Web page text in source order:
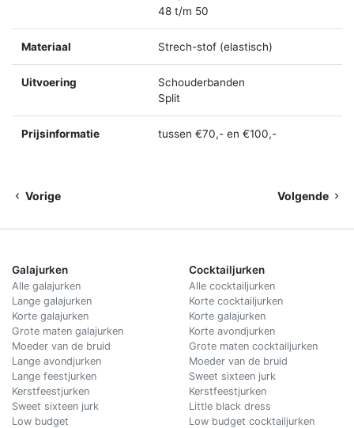
48 t/m 50
Materiaal Strech-stof (elastisch)
Uitvoering
Schouderbanden
Split
Prijsinformatie tussen €70,- en €100,-
Vorige Volgende
Galajurken
Alle galajurken
Lange galajurken
Korte galajurken
Grote maten galajurken
Moeder van de bruid
Lange avondjurken
Lange feestjurken
Kerstfeestjurken
Sweet sixteen jurk
Low budget
Cocktailjurken
Alle cocktailjurken
Korte cocktailjurken
Korte galajurken
Korte avondjurken
Grote maten cocktailjurken
Moeder van de bruid
Sweet sixteen jurk
Kerstfeestjurken
Little black dress
Low budget cocktailjurken